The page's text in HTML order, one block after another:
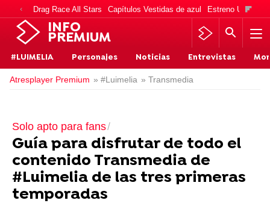
Drag Race All Stars Capítulos Vestidas de azul Estreno Una
INFO
PREMIUM
#LUIMELIA Personajes Noticias Entrevistas
Atresplayer Premium » #Luimelia » Transmedia
Solo apto para fans
Guía para disfrutar de todo el
contenido Transmedia de
#Luimelia de las tres primeras
temporadas